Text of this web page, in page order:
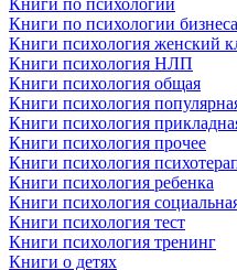
Книги по психологии
Книги по психологии бизнеса
Книги психология женский
Книги психология НЛП
Книги психология общая
Книги психология
Книги психология
Книги психология прочее
Книги психология
Книги психология ребенка
Книги психология
Книги психология тест
Книги психология тренинг
Книги о детях